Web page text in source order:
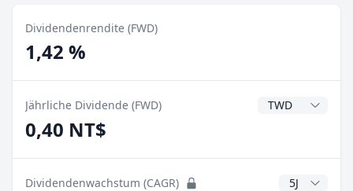
Dividendenrendite (FWD)
1,42 %
Jährliche Dividende (FWD)
0,40 NT$
Dividendenwachstum (CAGR) CAGR Jahre